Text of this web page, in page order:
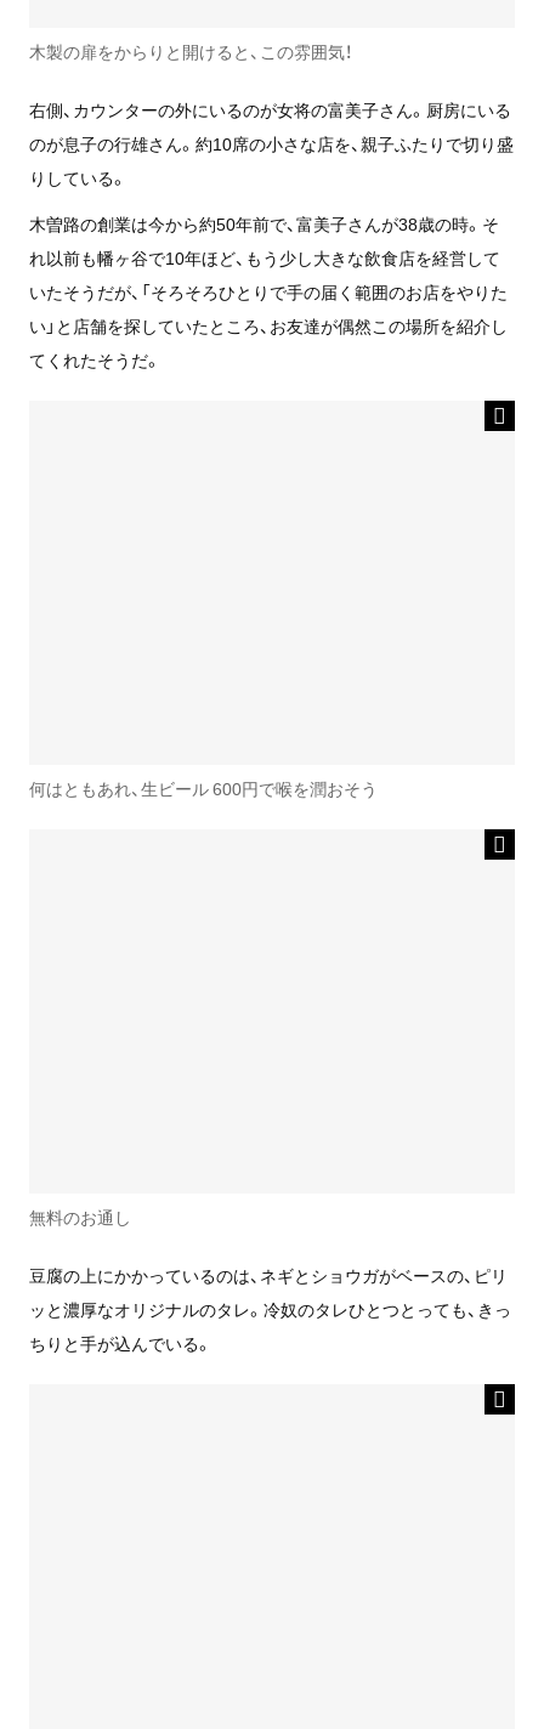
木製の扉をからりと開けると、この雰囲気！
右側、カウンターの外にいるのが女将の富美子さん。厨房にいる
のが息子の行雄さん。約10席の小さな店を、親子ふたりで切り盛
りしている。
木曽路の創業は今から約50年前で、富美子さんが38歳の時。そ
れ以前も幡ヶ谷で10年ほど、もう少し大きな飲食店を経営して
いたそうだが、「そろそろひとりで手の届く範囲のお店をやりた
い」と店舗を探していたところ、お友達が偶然この場所を紹介し
てくれたそうだ。
何はともあれ、生ビール 600円で喉を潤おそう
無料のお通し
豆腐の上にかかっているのは、ネギとショウガがベースの、ピリ
ッと濃厚なオリジナルのタレ。冷奴のタレひとつとっても、きっ
ちりと手が込んでいる。